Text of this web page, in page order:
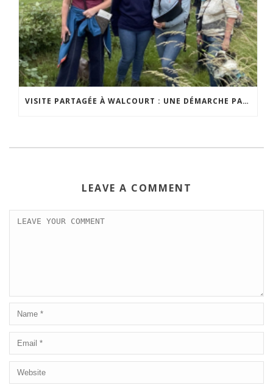
VISITE PARTAGÉE À WALCOURT : UNE DÉMARCHE PARTICIPATIVE ANIMÉE PAR ESPACE ENVIRONNEMENT
LEAVE A COMMENT